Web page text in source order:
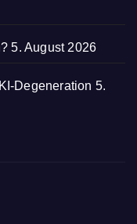
5. August 2026
Degeneration 5.